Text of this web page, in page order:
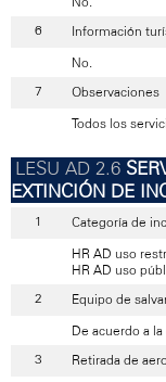
Información
No.
Observaciones
Todos los
EXTINCIÓN DE
Categoría de
HR AD uso
HR AD uso
Equipo de
De acuerdo a
Retirada de